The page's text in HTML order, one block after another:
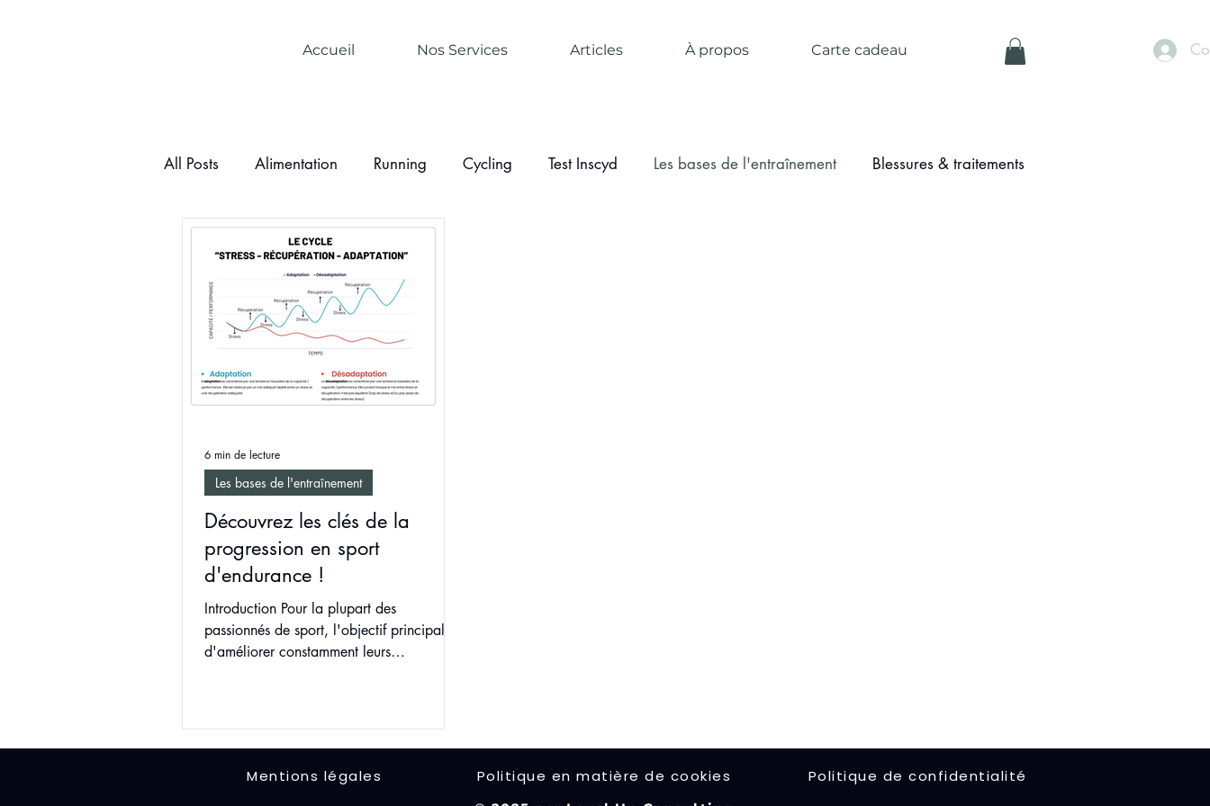
Accueil Nos Services Articles À propos Carte cadeau
All Posts Alimentation Running Cycling Test Inscyd Les bases de l'entraînement Blessures & traitements
Découvrez les clés de la
progression en sport
d'endurance !
Introduction Pour la plupart des
passionnés de sport, l'objectif principal est
d'améliorer constamment leurs
Les bases de l'entraînement
6 min de lecture
Mentions légales Politique en matière de cookies Politique de confidentialité